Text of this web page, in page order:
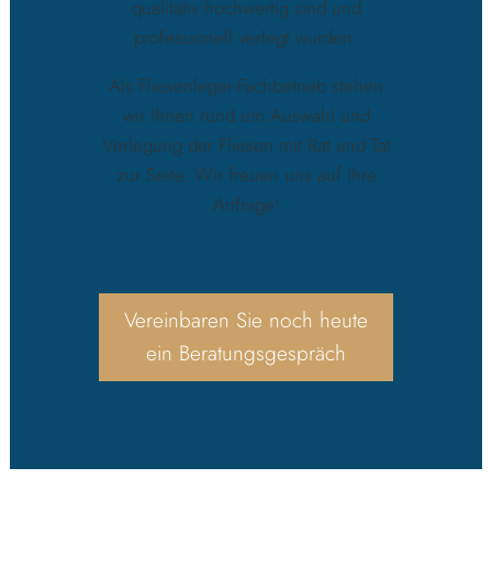
qualitativ hochwertig sind und
professionell verlegt wurden.
Als Fliesenleger-Fachbetrieb stehen
wir Ihnen rund um Auswahl und
Verlegung der Fliesen mit Rat und Tat
zur Seite. Wir freuen uns auf Ihre
Anfrage!
Vereinbaren Sie noch heute
ein Beratungsgespräch